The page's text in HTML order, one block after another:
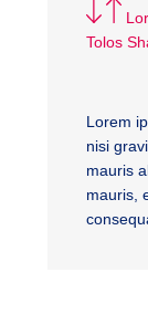
Tolos
Lorem
nisi
mauris
mauris,